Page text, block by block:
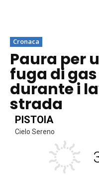
Cronaca
Paura per
fuga di gas
durante i
strada
PISTOIA
Cielo Sereno